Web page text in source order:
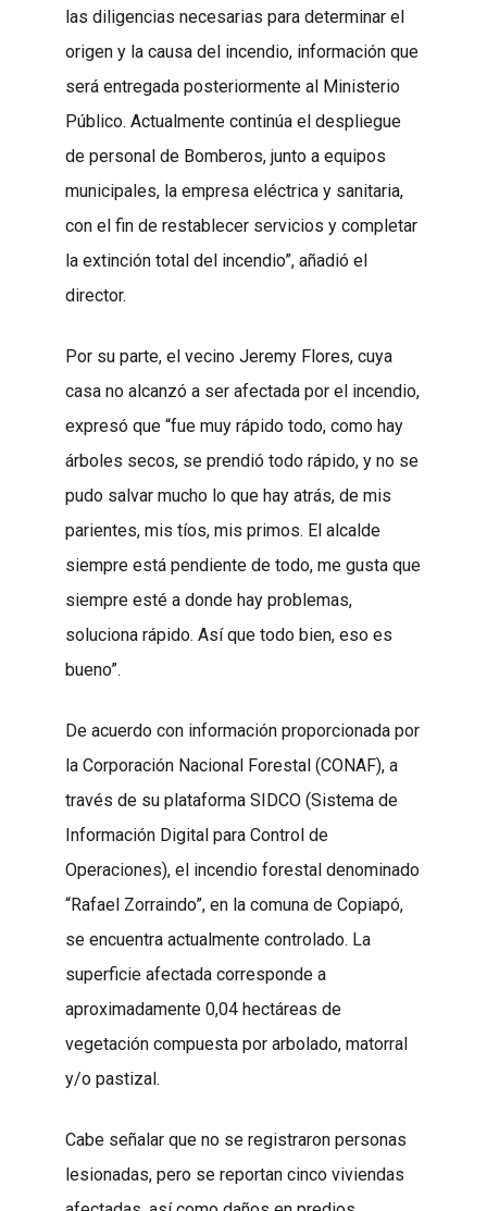
las diligencias necesarias para determinar el
origen y la causa del incendio, información que
será entregada posteriormente al Ministerio
Público. Actualmente continúa el despliegue
de personal de Bomberos, junto a equipos
municipales, la empresa eléctrica y sanitaria,
con el fin de restablecer servicios y completar
la extinción total del incendio”, añadió el
director.
Por su parte, el vecino Jeremy Flores, cuya
casa no alcanzó a ser afectada por el incendio,
expresó que “fue muy rápido todo, como hay
árboles secos, se prendió todo rápido, y no se
pudo salvar mucho lo que hay atrás, de mis
parientes, mis tíos, mis primos. El alcalde
siempre está pendiente de todo, me gusta que
siempre esté a donde hay problemas,
soluciona rápido. Así que todo bien, eso es
bueno”.
De acuerdo con información proporcionada por
la Corporación Nacional Forestal (CONAF), a
través de su plataforma SIDCO (Sistema de
Información Digital para Control de
Operaciones), el incendio forestal denominado
“Rafael Zorraindo”, en la comuna de Copiapó,
se encuentra actualmente controlado. La
superficie afectada corresponde a
aproximadamente 0,04 hectáreas de
vegetación compuesta por arbolado, matorral
y/o pastizal.
Cabe señalar que no se registraron personas
lesionadas, pero se reportan cinco viviendas